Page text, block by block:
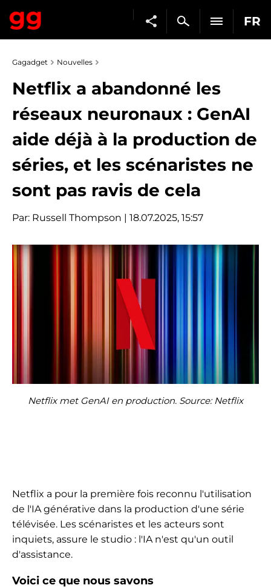
FR
Gagadget Nouvelles
Netflix a abandonné les
réseaux neuronaux : GenAI
aide déjà à la production de
séries, et les scénaristes ne
sont pas ravis de cela
Par: Russell Thompson | 18.07.2025, 15:57
Netflix met GenAI en production. Source: Netflix
Netflix a pour la première fois reconnu l'utilisation
de l'IA générative dans la production d'une série
télévisée. Les scénaristes et les acteurs sont
inquiets, assure le studio : l'IA n'est qu'un outil
d'assistance.
Voici ce que nous savons